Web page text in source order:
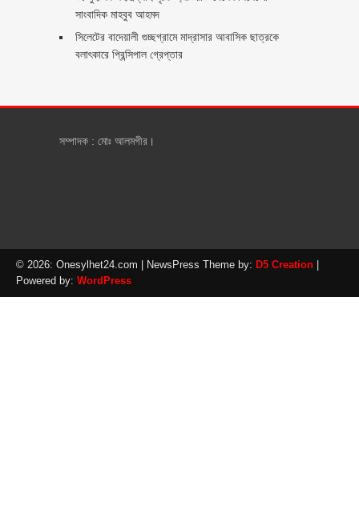
সাংবাদিক মাহবুব আহমদ
সিলেটের বাদেয়ালী গুচ্ছগ্রামে মাদ্রাসার আবাসিক ছাত্রকে
বলাৎকারে প্রিন্সিপাল গ্রেপ্তার ‎
সম্পাদক : মোঃ আলমগীর।
© 2026: Onesylhet24.com | NewsPress Theme by: D5 Creation
Powered by: WordPress